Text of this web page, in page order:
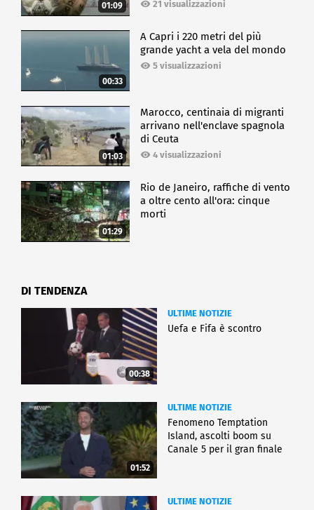
01:09 21 visualizzazioni
00:33
A Capri i 220 metri del più
grande yacht a vela del mondo
5 visualizzazioni
01:03
Marocco, centinaia di migranti
arrivano nell'enclave spagnola
di Ceuta
4 visualizzazioni
01:29
Rio de Janeiro, raffiche di vento
a oltre cento all'ora: cinque
morti
DI TENDENZA
00:38
ULTIME NOTIZIE
Uefa e Fifa è scontro
01:52
ULTIME NOTIZIE
Fenomeno Temptation
Island, ascolti boom su
Canale 5 per il gran finale
ULTIME NOTIZIE